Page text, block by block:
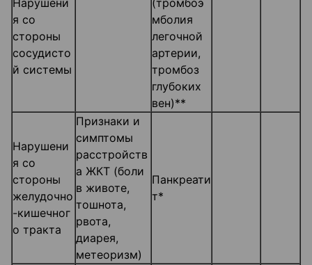
Нарушени
я со
стороны
сосудисто
й системы
(тромбоэ
мболия
легочной
артерии,
тромбоз
глубоких
вен)**
Нарушени
я со
стороны
желудочно
-кишечног
о тракта
Признаки и
симптомы
расстройств
а ЖКТ (боли
в животе,
тошнота,
рвота,
диарея,
метеоризм)
Панкреати
т*